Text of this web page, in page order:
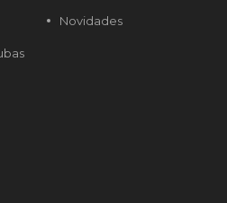
Novidades